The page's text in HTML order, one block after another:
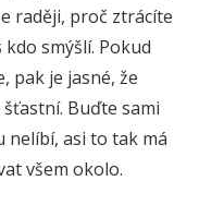
raději, proč ztrácíte
smýšlí. Pokud
pak je jasné, že
Buďte sami
nelíbí, asi to tak má
všem okolo.